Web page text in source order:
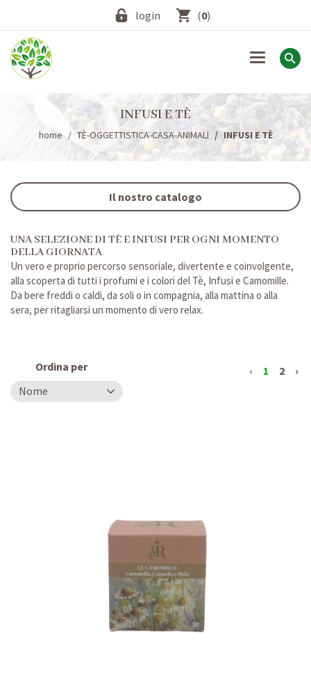
login (0)
Toggle
INFUSI E TÈ
home TÈ-OGGETTISTICA-CASA-ANIMALI INFUSI E TÈ
Il nostro catalogo
UNA SELEZIONE DI TÈ E INFUSI PER OGNI MOMENTO
DELLA GIORNATA
Un vero e proprio percorso sensoriale, divertente e coinvolgente,
alla scoperta di tutti i profumi e i colori del Tè, Infusi e Camomille.
Da bere freddi o caldi, da soli o in compagnia, alla mattina o alla
sera, per ritagliarsi un momento di vero relax.
Ordina per ‹ 1 2 ›